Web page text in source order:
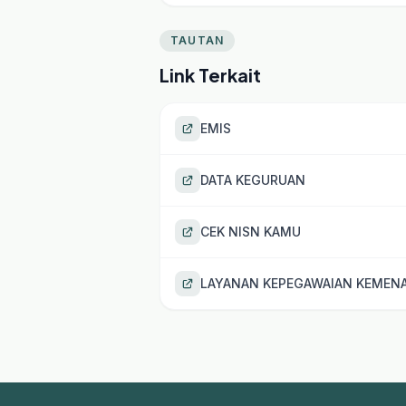
TAUTAN
Link Terkait
EMIS
DATA KEGURUAN
CEK NISN KAMU
LAYANAN KEPEGAWAIAN